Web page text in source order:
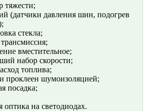
тяжести;
(датчики давления шин, подогрев
стекла;
вместительное;
набор скорости;
топлива;
проклеен шумоизоляцией;
посадка;
оптика на светодиодах.